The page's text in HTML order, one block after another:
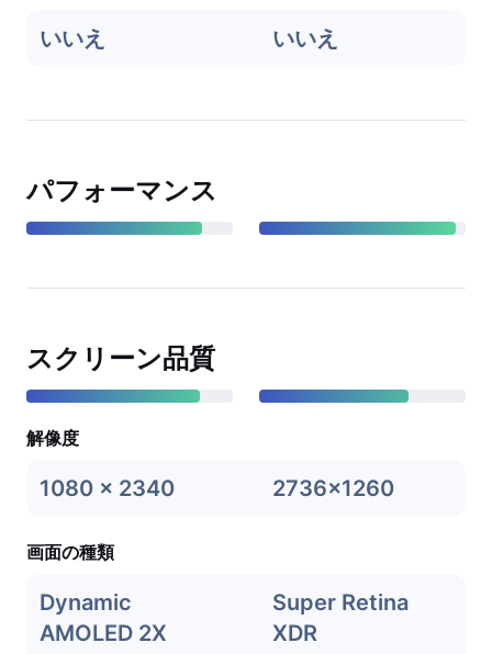
いいえ いいえ
パフォーマンス
スクリーン品質
解像度
1080 x 2340 2736x1260
画面の種類
Dynamic
AMOLED 2X
Super Retina
XDR